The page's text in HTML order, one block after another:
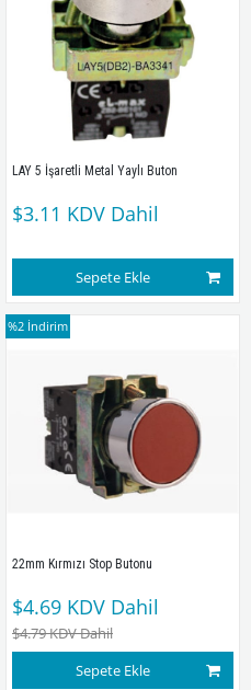
LAY 5 İşaretli Metal Yaylı Buton
$3.11 KDV Dahil
Sepete Ekle
22mm Kırmızı Stop Butonu
$4.69 KDV Dahil
$4.79KDV Dahil
Sepete Ekle
%2 İndirim